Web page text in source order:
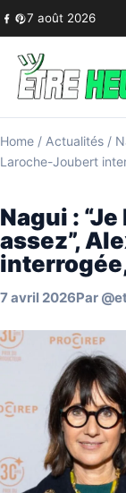
Skip to content
7 août 2026
Home / Actualités /
Laroche-Joubert
Nagui :
assez”,
7 avril 2026Par